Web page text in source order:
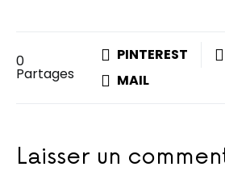
0
Partages
PINTEREST
MAIL
Laisser un